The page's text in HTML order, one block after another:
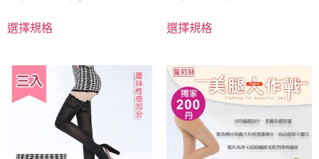
選擇規格 選擇規格